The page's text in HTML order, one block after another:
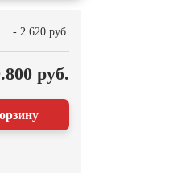
- 2.620 руб.
руб.